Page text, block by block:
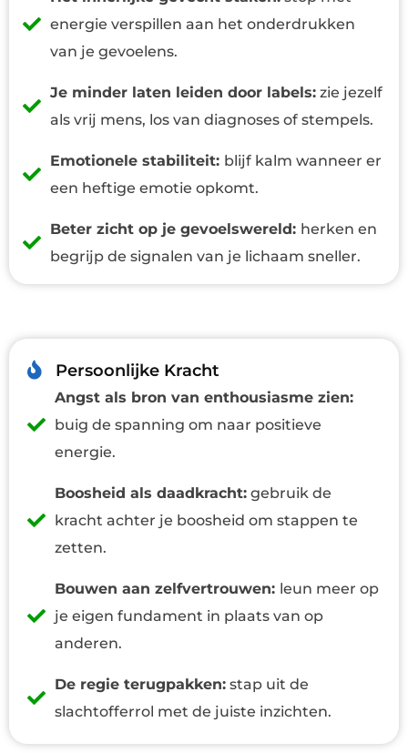
energie verspillen aan het onderdrukken
van je gevoelens.
Je minder laten leiden door labels: zie jezelf
als vrij mens, los van diagnoses of stempels.
Emotionele stabiliteit: blijf kalm wanneer er
een heftige emotie opkomt.
Beter zicht op je gevoelswereld: herken en
begrijp de signalen van je lichaam sneller.
Persoonlijke Kracht
Angst als bron van enthousiasme zien:
buig de spanning om naar positieve
energie.
Boosheid als daadkracht: gebruik de
kracht achter je boosheid om stappen te
zetten.
Bouwen aan zelfvertrouwen: leun meer op
je eigen fundament in plaats van op
anderen.
De regie terugpakken: stap uit de
slachtofferrol met de juiste inzichten.